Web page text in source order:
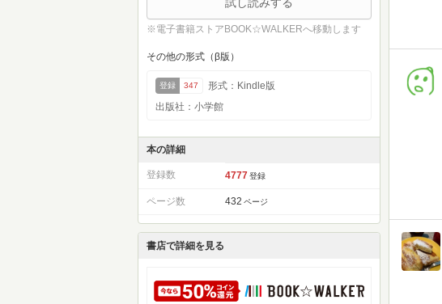
※電子書籍ストアBOOK☆WALKERへ移動します
その他の形式（β版）
登録 347
形式：Kindle版
出版社：小学館
本の詳細
登録数 4777 登録
ページ数 432 ページ
書店で詳細を見る